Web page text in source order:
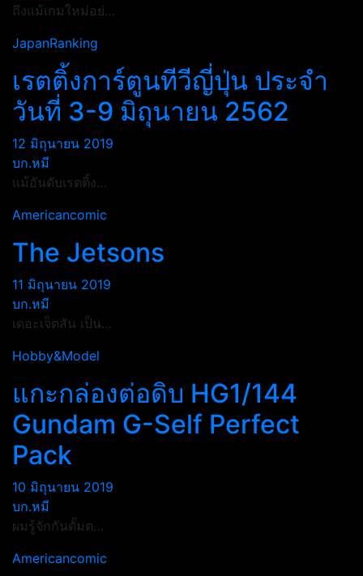
ถึงแม้เกมใหม่อย่…
JapanRanking
เรตติ้งการ์ตูนทีวีญี่ปุ่น ประจำ
วันที่ 3-9 มิถุนายน 2562
12 มิถุนายน 2019
บก.หมี
แม้อันดับเรตติ้ง…
Americancomic
The Jetsons
11 มิถุนายน 2019
บก.หมี
เดอะเจ็ตสัน เป็น…
Hobby&Model
แกะกล่องต่อดิบ HG1/144
Gundam G-Self Perfect
Pack
10 มิถุนายน 2019
บก.หมี
ผมรู้จักกันดั้มต…
Americancomic